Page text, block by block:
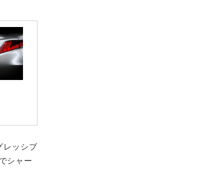
レッシブ
シャー